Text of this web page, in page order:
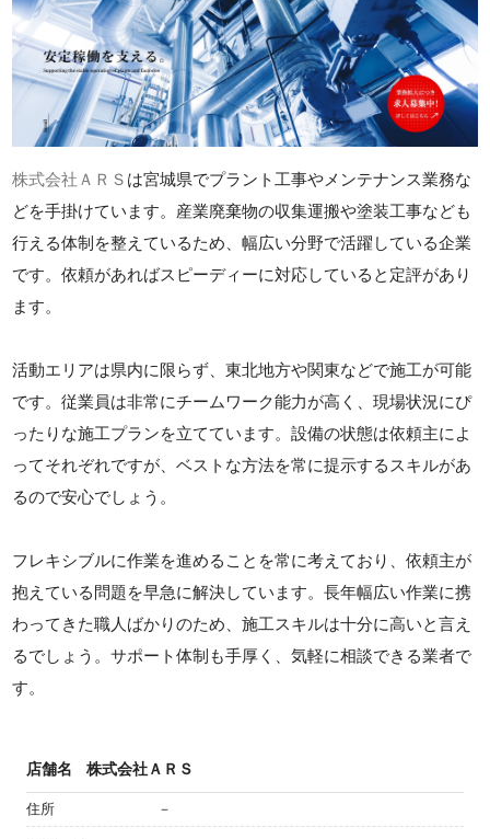
株式会社ＡＲＳ は宮城県でプラント工事やメンテナンス業務な
どを手掛けています。産業廃棄物の収集運搬や塗装工事なども
行える体制を整えているため、幅広い分野で活躍している企業
です。依頼があればスピーディーに対応していると定評があり
ます。
活動エリアは県内に限らず、東北地方や関東などで施工が可能
です。従業員は非常にチームワーク能力が高く、現場状況にぴ
ったりな施工プランを立てています。設備の状態は依頼主によ
ってそれぞれですが、ベストな方法を常に提示するスキルがあ
るので安心でしょう。
フレキシブルに作業を進めることを常に考えており、依頼主が
抱えている問題を早急に解決しています。長年幅広い作業に携
わってきた職人ばかりのため、施工スキルは十分に高いと言え
るでしょう。サポート体制も手厚く、気軽に相談できる業者で
す。
店舗名 株式会社ＡＲＳ
住所 －